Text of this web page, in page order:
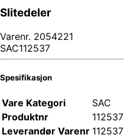
Slitedeler
Varenr. 2054221
SAC112537
Spesifikasjon
Vare Kategori
SAC
Produktnr
112537
Leverandør Varenr 112537